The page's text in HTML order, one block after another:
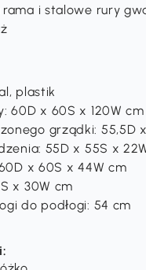
i stalowe rury
plastik
60D x 60S x 120W cm
grządki: 55,5D
55D x 55S x
x 60S x 44W cm
x 30W cm
do podłogi: 54 cm